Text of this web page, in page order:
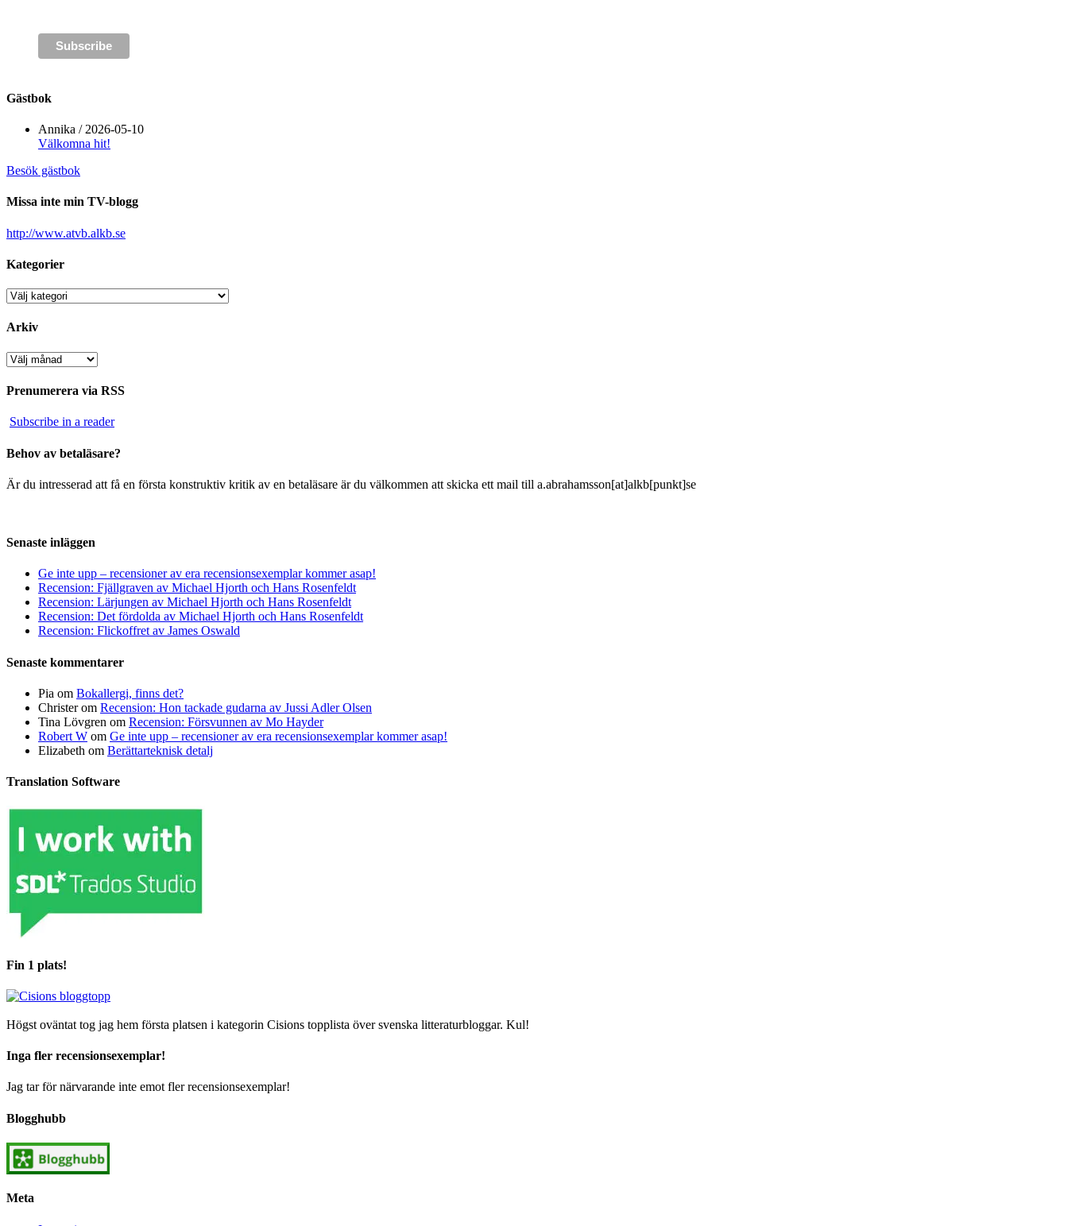
Gästbok
Annika / 2026-05-10
Välkomna hit!
Besök gästbok
Missa inte min TV-blogg
http://www.atvb.alkb.se
Kategorier
Kategorier
Arkiv
Arkiv
Prenumerera via RSS
Subscribe in a reader
Behov av betaläsare?
Är du intresserad att få en första konstruktiv kritik av en betaläsare är du välkommen att skicka ett mail till a.abrahamsson[at]alkb[punkt]se
Senaste inläggen
Ge inte upp – recensioner av era recensionsexemplar kommer asap!
Recension: Fjällgraven av Michael Hjorth och Hans Rosenfeldt
Recension: Lärjungen av Michael Hjorth och Hans Rosenfeldt
Recension: Det fördolda av Michael Hjorth och Hans Rosenfeldt
Recension: Flickoffret av James Oswald
Senaste kommentarer
Pia om Bokallergi, finns det?
Christerom Recension: Hon tackade gudarna av Jussi Adler Olsen
Tina Lövgren om Recension: Försvunnen av Mo Hayder
Robert W om Ge inte upp – recensioner av era recensionsexemplar kommer asap!
Elizabeth om Berättarteknisk detalj
Translation Software
Fin 1 plats!
Högst oväntat tog jag hem första platsen i kategorin Cisions topplista över svenska litteraturbloggar. Kul!
Inga fler recensionsexemplar!
Jag tar för närvarande inte emot fler recensionsexemplar!
Blogghubb
Meta